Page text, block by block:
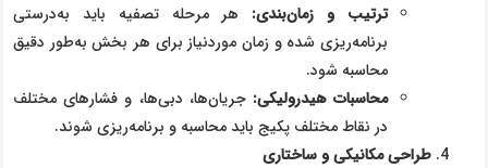
ترتیب و زمان‌بندی: هر مرحله تصفیه باید به‌درستی
برنامه‌ریزی شده و زمان موردنیاز برای هر بخش به‌طور دقیق
محاسبه شود.
محاسبات هیدرولیکی: جریان‌ها، دبی‌ها، و فشارهای مختلف
در نقاط مختلف پکیج باید محاسبه و برنامه‌ریزی شوند.
طراحی مکانیکی و ساختاری